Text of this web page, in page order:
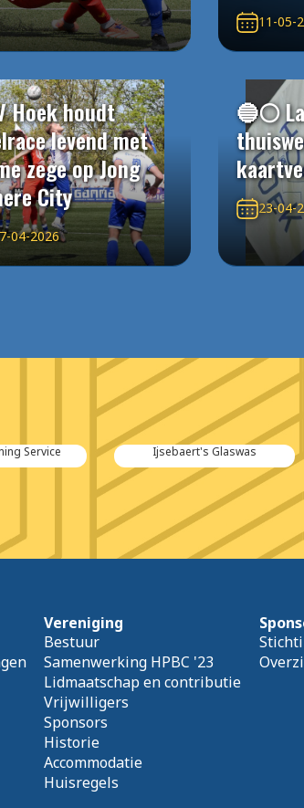
11-05-
Hoek houdt
levend met
zege op Jong
City
04-2026
🔵⚪️
23-04-
All Safety
Vereniging
Bestuur
Samenwerking HPBC '23
Lidmaatschap en contributie
Vrijwilligers
Sponsors
Historie
Accommodatie
Huisregels